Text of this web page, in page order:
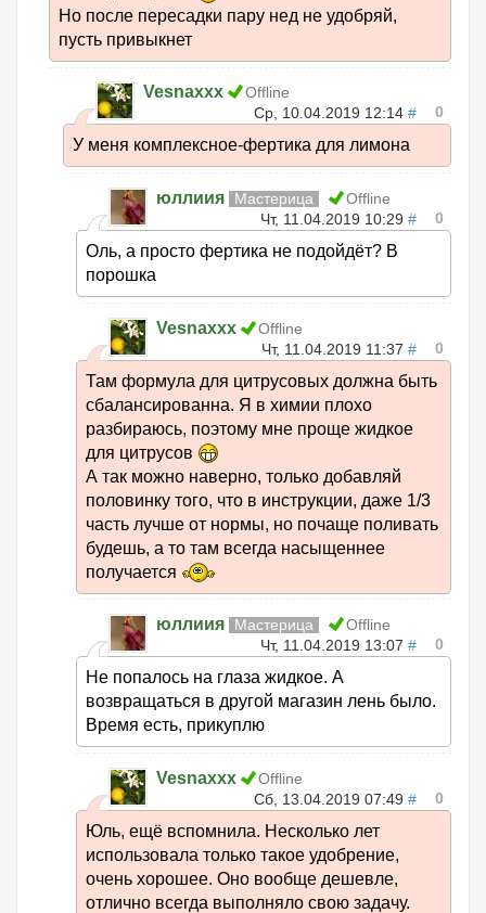
Но после пересадки пару нед не удобряй,
пусть привыкнет
Vesnaxxx
Offline
Ср, 10.04.2019 12:14 # 0
У меня комплексное-фертика для лимона
юллиия Мастерица
Offline
Чт, 11.04.2019 10:29 # 0
Оль, а просто фертика не подойдёт? В
порошка
Vesnaxxx
Offline
Чт, 11.04.2019 11:37 # 0
Там формула для цитрусовых должна быть
сбалансированна. Я в химии плохо
разбираюсь, поэтому мне проще жидкое
для цитрусов
А так можно наверно, только добавляй
половинку того, что в инструкции, даже 1/3
часть лучше от нормы, но почаще поливать
будешь, а то там всегда насыщеннее
получается
юллиия Мастерица
Offline
Чт, 11.04.2019 13:07 # 0
Не попалось на глаза жидкое. А
возвращаться в другой магазин лень было.
Время есть, прикуплю
Vesnaxxx
Offline
Сб, 13.04.2019 07:49 # 0
Юль, ещё вспомнила. Несколько лет
использовала только такое удобрение,
очень хорошее. Оно вообще дешевле,
отлично всегда выполняло свою задачу.